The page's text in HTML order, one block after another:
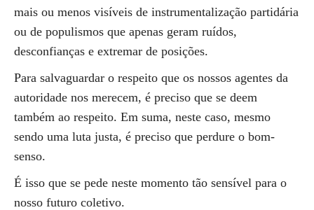
mais ou menos visíveis de instrumentalização partidária
ou de populismos que apenas geram ruídos,
desconfianças e extremar de posições.
Para salvaguardar o respeito que os nossos agentes da
autoridade nos merecem, é preciso que se deem
também ao respeito. Em suma, neste caso, mesmo
sendo uma luta justa, é preciso que perdure o bom-
senso.
É isso que se pede neste momento tão sensível para o
nosso futuro coletivo.